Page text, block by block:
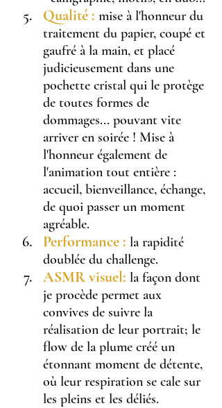
Qualité : mise à l'honneur du
traitement du papier, coupé et
gaufré à la main, et placé
judicieusement dans une
pochette cristal qui le protège
de toutes formes de
dommages... pouvant vite
arriver en soirée ! Mise à
l'honneur également de
l'animation tout entière :
accueil, bienveillance, échange,
de quoi passer un moment
agréable.
Performance : la rapidité
doublée du challenge.
ASMR visuel: la façon dont
je procède permet aux
convives de suivre la
réalisation de leur portrait; le
flow de la plume créé un
étonnant moment de détente,
où leur respiration se cale sur
les pleins et les déliés.